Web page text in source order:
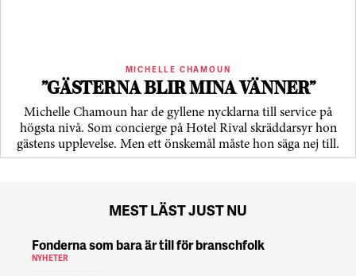
MICHELLE CHAMOUN
”GÄSTERNA BLIR MINA VÄNNER”
Michelle Chamoun har de gyllene nycklarna till service på
högsta nivå. Som concierge på Hotel Rival skräddarsyr hon
gästens upp­levelse. Men ett önskemål måste hon säga nej till.
MEST LÄST JUST NU
Fonderna som bara är till för branschfolk
NYHETER